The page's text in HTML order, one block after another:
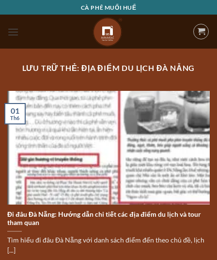
qua
nội
CÀ PHÊ MUỐI HUẾ
LƯU TRỮ THẺ:ĐỊA ĐIỂM DU LỊCH ĐÀ NẴNG
Đi đâu Đà Nẵng: Hướng dẫn chi tiết các địa điểm du lịch và tour
tham quan
Tìm hiểu đi đâu Đà Nẵng với danh sách điểm đến theo chủ đề, lịch
[...]
01
Th6